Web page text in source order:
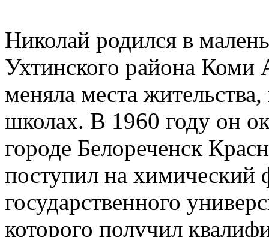
Николай родился в
Ухтинского района Коми
меняла места
школах. В 1960 году он
городе Белореченск
поступил на химический
государственного
которого получил